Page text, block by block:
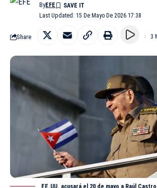
Last Updated: 15 De Mayo De 2026 17:38
ByEFE
Share 3